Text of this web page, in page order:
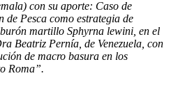
con su aporte: Caso de
de Pesca como estrategia de
martillo Sphyrna lewini , en el
Beatriz Pernía, de Venezuela, con
de macro basura en los
Roma”.